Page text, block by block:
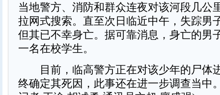
当地警方、消防和群众连夜对该河段几公
拉网式搜索。直至次日临近中午，失踪男
但其已不幸身亡。据可靠消息，身亡的男
一名在校学生。
目前，临高警方正在对该少年的尸体
终确定其死因，此事还在进一步调查当中